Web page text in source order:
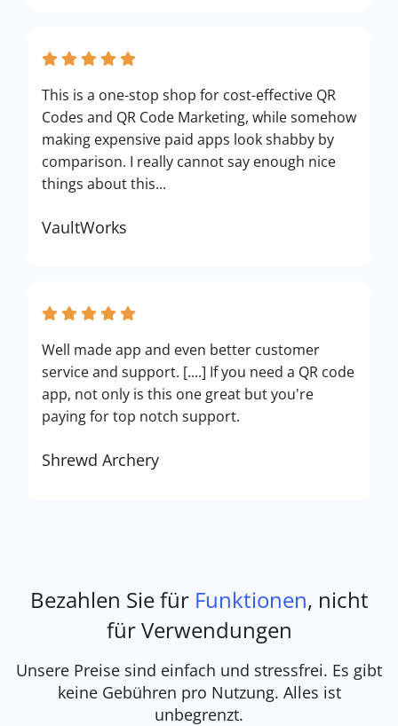
This is a one-stop shop for cost-effective QR
Codes and QR Code Marketing, while somehow
making expensive paid apps look shabby by
comparison. I really cannot say enough nice
things about this...
VaultWorks
Well made app and even better customer
service and support. [....] If you need a QR code
app, not only is this one great but you're
paying for top notch support.
Shrewd Archery
Bezahlen Sie für Funktionen, nicht
für Verwendungen
Unsere Preise sind einfach und stressfrei. Es gibt
keine Gebühren pro Nutzung. Alles ist
unbegrenzt.